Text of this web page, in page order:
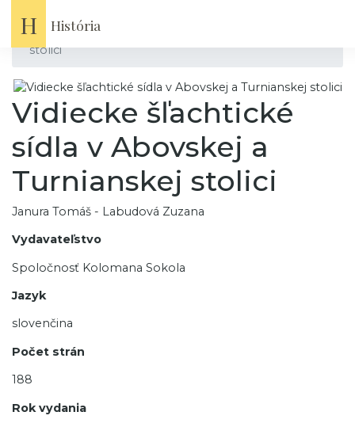
H História
Domov
Vidiecke šľachtické sídla v Abovskej a Turnianskej
stolici
Vidiecke šľachtické
sídla v Abovskej a
Turnianskej stolici
Janura Tomáš - Labudová Zuzana
Vydavateľstvo
Spoločnosť Kolomana Sokola
Jazyk
slovenčina
Počet strán
188
Rok vydania